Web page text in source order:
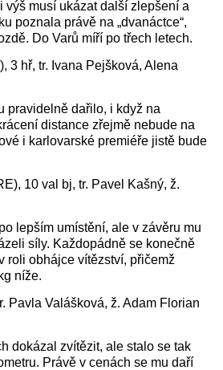
výš musí ukázat další zlepšení a
poznala právě na „dvanáctce“,
Do Varů míří po třech letech.
3 hř, tr. Ivana Pejšková, Alena
pravidelně dařilo, i když na
distance zřejmě nebude na
i karlovarské premiéře jistě bude
10 val bj, tr. Pavel Kašný, ž.
lepším umístění, ale v závěru mu
síly. Každopádně se konečně
roli obhájce vítězství, přičemž
níže.
Pavla Valášková, ž. Adam Florian
dokázal zvítězit, ale stalo se tak
Právě v cenách se mu daří